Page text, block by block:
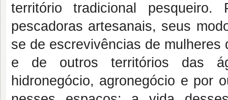
território tradicional pesqueiro.
pescadoras artesanais, seus
se de escrevivências de
e de outros territórios das
hidronegócio, agronegócio e por